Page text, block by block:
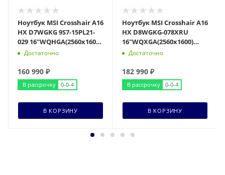
Ноутбук MSI Crosshair A16
HX D7WGKG 9S7-15PL21-
029 16"WQHGA(2560x1600)
IPS/Ryzen 9 7945HX
Достаточно
160 990 ₽
В рассрочку 0-0-4
В КОРЗИНУ
Ноутбук MSI Crosshair A16
HX D8WGKG-078XRU
16"WQXGA(2560x1600)
IPS/Ryzen 7 8840HX
Достаточно
182 990 ₽
В рассрочку 0-0-4
В КОРЗИНУ